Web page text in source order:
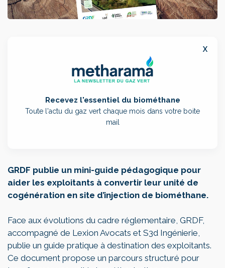
x
Recevez l'essentiel du biométhane
Toute l'actu du gaz vert chaque mois dans votre boite
mail
GRDF publie un mini-guide pédagogique pour
aider les exploitants à convertir leur unité de
cogénération en site d’injection de biométhane.
Face aux évolutions du cadre réglementaire, GRDF,
accompagné de Lexion Avocats et S3d Ingénierie,
publie un guide pratique à destination des exploitants.
Ce document propose un parcours structuré pour